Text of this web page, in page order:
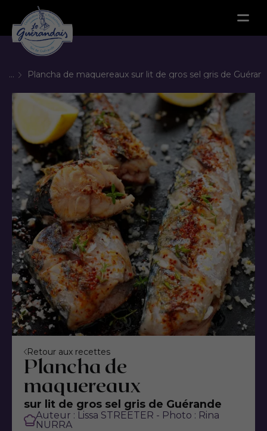
... Plancha de maquereaux sur lit de gros sel gris de
Retour aux recettes
Plancha de
maquereaux
sur lit de gros sel gris de Guérande
Auteur : Lissa STREETER - Photo : Rina
NURRA